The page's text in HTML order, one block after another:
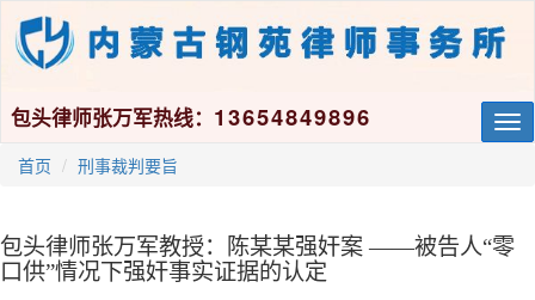
包头律师张万军热线： 13654849896
首页 刑事裁判要旨
包头律师张万军教授：陈某某强奸案 ——被告人“零
口供”情况下强奸事实证据的认定